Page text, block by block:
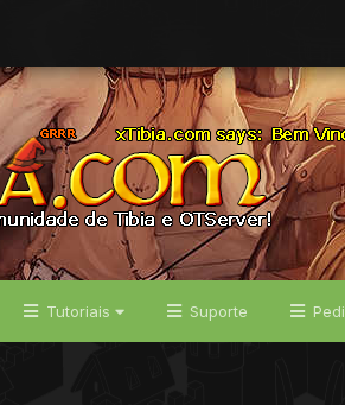
Tutoriais Suporte